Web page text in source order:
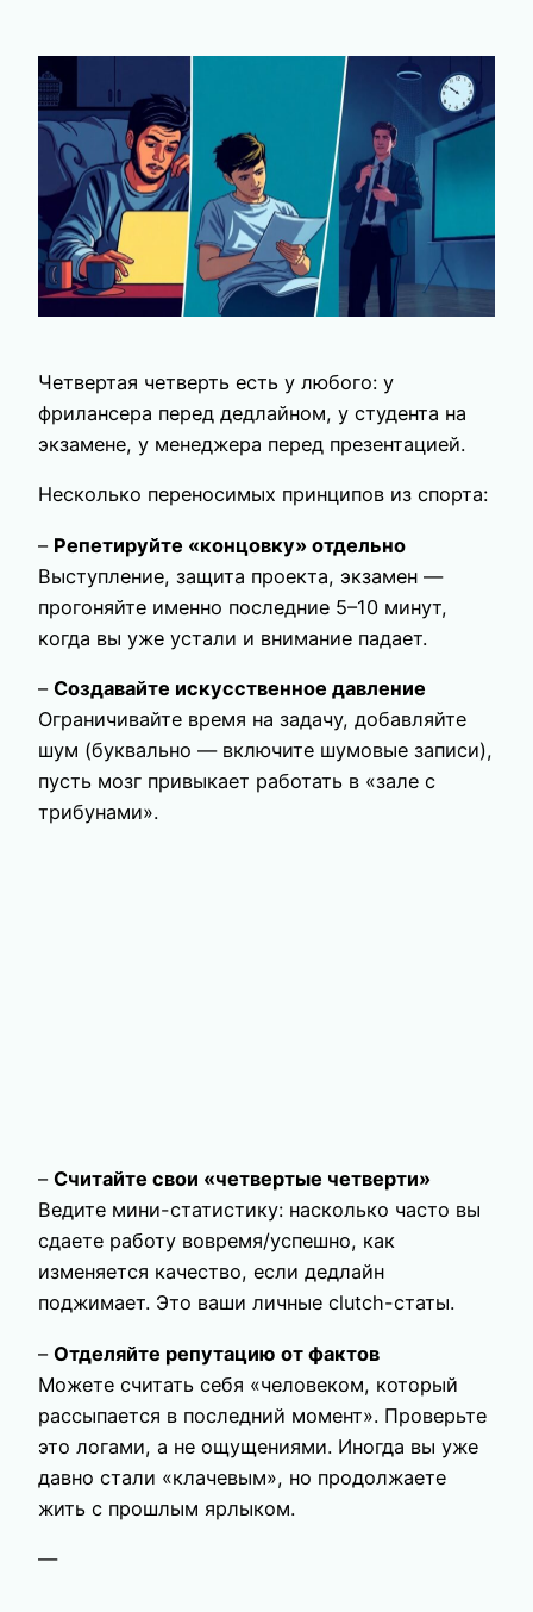
Четвертая четверть есть у любого: у
фрилансера перед дедлайном, у студента на
экзамене, у менеджера перед презентацией.
Несколько переносимых принципов из спорта:
– Репетируйте «концовку» отдельно
Выступление, защита проекта, экзамен —
прогоняйте именно последние 5–10 минут,
когда вы уже устали и внимание падает.
– Создавайте искусственное давление
Ограничивайте время на задачу, добавляйте
шум (буквально — включите шумовые записи),
пусть мозг привыкает работать в «зале с
трибунами».
– Считайте свои «четвертые четверти»
Ведите мини-статистику: насколько часто вы
сдаете работу вовремя/успешно, как
изменяется качество, если дедлайн
поджимает. Это ваши личные clutch-статы.
– Отделяйте репутацию от фактов
Можете считать себя «человеком, который
рассыпается в последний момент». Проверьте
это логами, а не ощущениями. Иногда вы уже
давно стали «клачевым», но продолжаете
жить с прошлым ярлыком.
—